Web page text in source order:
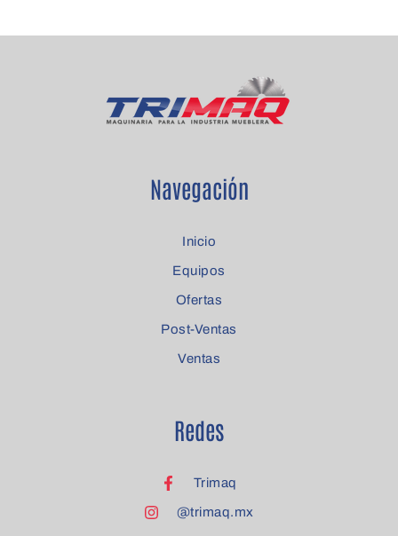
Navegación
Inicio
Equipos
Ofertas
Post-Ventas
Ventas
Redes
Trimaq
@trimaq.mx